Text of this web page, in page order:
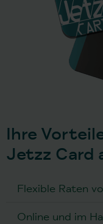
Ihre
Jetzz Card
Flexible Raten
Online und im